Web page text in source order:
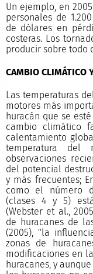
Un ejemplo, en
personales de
de dólares en
costeras. Los
producir sobre todo
CAMBIO CLIMÁTICO
Las temperaturas
motores más
huracán que se
cambio climático
calentamiento
temperatura del
observaciones
del potencial
y más frecuentes;
como el número
(clases 4 y 5)
(Webster et al.,
de huracanes de
(2005), "la
zonas de
modificaciones en
huracanes, y